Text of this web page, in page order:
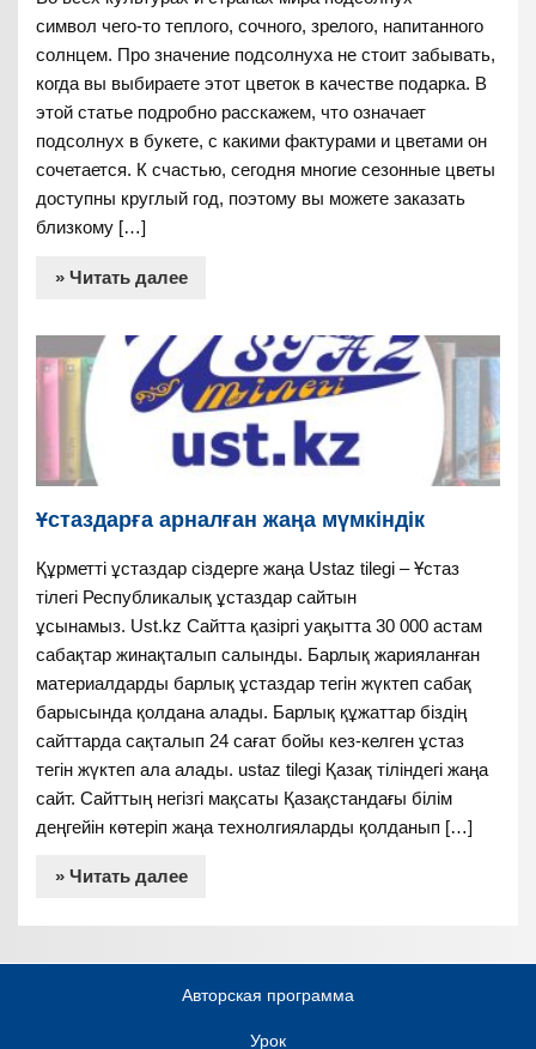
символ чего-то теплого, сочного, зрелого, напитанного
солнцем. Про значение подсолнуха не стоит забывать,
когда вы выбираете этот цветок в качестве подарка. В
этой статье подробно расскажем, что означает
подсолнух в букете, с какими фактурами и цветами он
сочетается. К счастью, сегодня многие сезонные цветы
доступны круглый год, поэтому вы можете заказать
близкому […]
» Читать далее
Ұстаздарға арналған жаңа мүмкіндік
Құрметті ұстаздар сіздерге жаңа Ustaz tilegi – Ұстаз
тілегі Республикалық ұстаздар сайтын
ұсынамыз. Ust.kz Сайтта қазіргі уақытта 30 000 астам
сабақтар жинақталып салынды. Барлық жарияланған
материалдарды барлық ұстаздар тегін жүктеп сабақ
барысында қолдана алады. Барлық құжаттар біздің
сайттарда сақталып 24 сағат бойы кез-келген ұстаз
тегін жүктеп ала алады. ustaz tilegi Қазақ тіліндегі жаңа
сайт. Сайттың негізгі мақсаты Қазақстандағы білім
деңгейін көтеріп жаңа технолгияларды қолданып […]
» Читать далее
Авторская программа
Урок